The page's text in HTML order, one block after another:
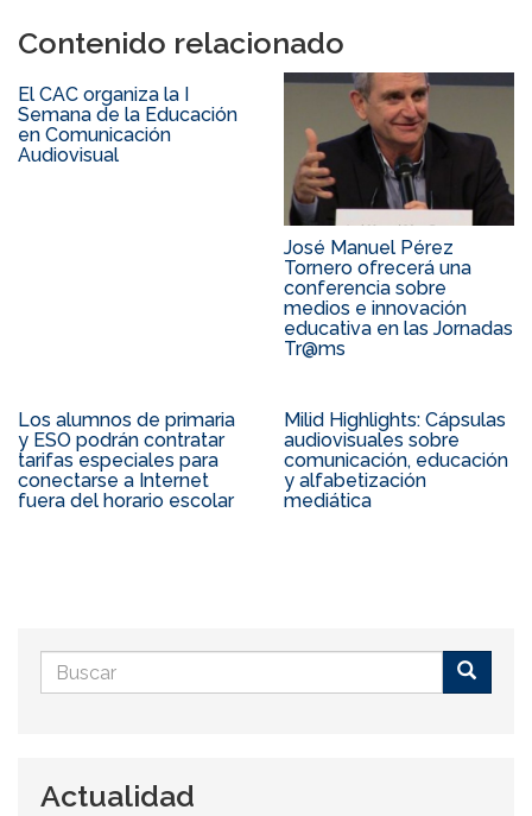
Contenido relacionado
El CAC organiza la I
Semana de la Educación
en Comunicación
Audiovisual
José Manuel Pérez
Tornero ofrecerá una
conferencia sobre
medios e innovación
educativa en las Jornadas
Tr@ms
Los alumnos de primaria
y ESO podrán contratar
tarifas especiales para
conectarse a Internet
fuera del horario escolar
Milid Highlights: Cápsulas
audiovisuales sobre
comunicación, educación
y alfabetización
mediática
Formulario
de
Actualidad